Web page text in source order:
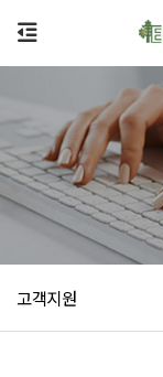
고객지원